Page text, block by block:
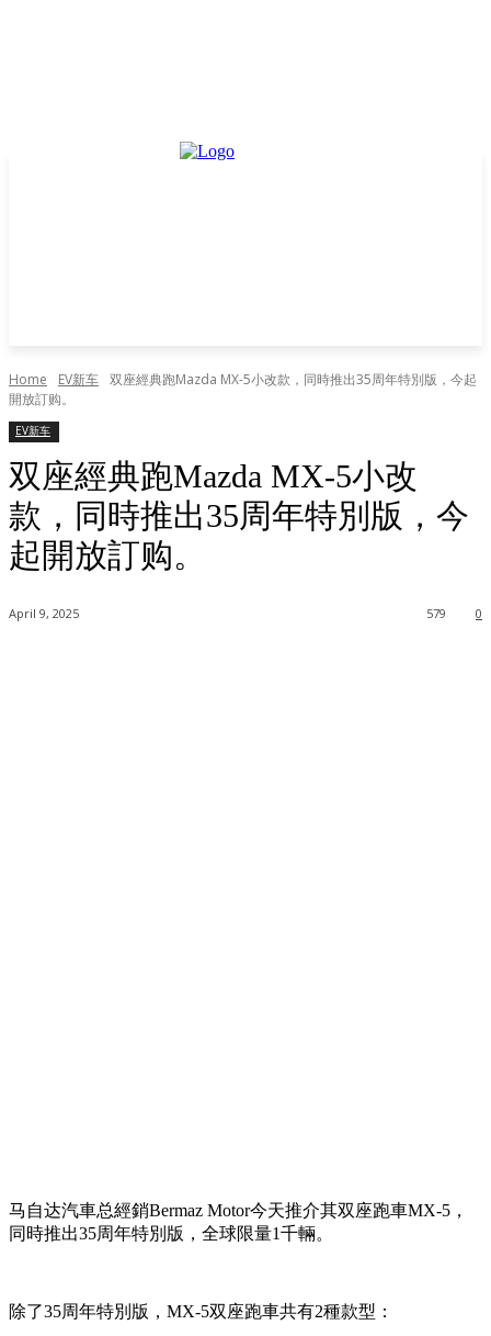
Home EV新车 双座經典跑Mazda MX-5小改款，同時推出35周年特別版，今起
開放訂购。
EV新车
双座經典跑Mazda MX-5小改
款，同時推出35周年特別版，今
起開放訂购。
April 9, 2025 0
579
马自达汽車总經銷Bermaz Motor今天推介其双座跑車MX-5，
同時推出35周年特別版，全球限量1千輛。
除了35周年特別版，MX-5双座跑車共有2種款型：